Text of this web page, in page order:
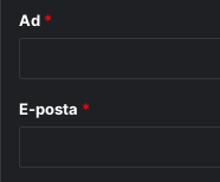
Ad *
E-posta *